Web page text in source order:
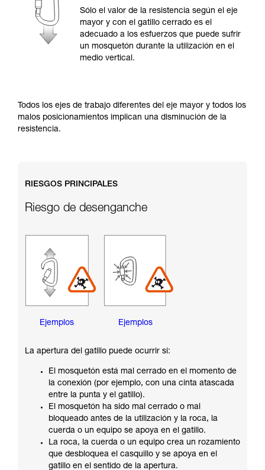
ejecutar estas técnicas, solo y con total
seguridad, antes de ejecutarlas de forma
autónoma.
Damos ejemplos de técnicas relacionadas con
su actividad. Pueden existir otras que no
Sólo el valor de la resistencia según el eje
mayor y con el gatillo cerrado es el
adecuado a los esfuerzos que puede sufrir
un mosquetón durante la utilización en el
medio vertical.
Todos los ejes de trabajo diferentes del eje mayor y todos los
malos posicionamientos implican una disminución de la
resistencia.
RIESGOS PRINCIPALES
Riesgo de desenganche
Ejemplos Ejemplos
La apertura del gatillo puede ocurrir si:
El mosquetón está mal cerrado en el momento de
la conexión (por ejemplo, con una cinta atascada
entre la punta y el gatillo).
El mosquetón ha sido mal cerrado o mal
bloqueado antes de la utilización y la roca, la
cuerda o un equipo se apoya en el gatillo.
La roca, la cuerda o un equipo crea un rozamiento
que desbloquea el casquillo y se apoya en el
gatillo en el sentido de la apertura.